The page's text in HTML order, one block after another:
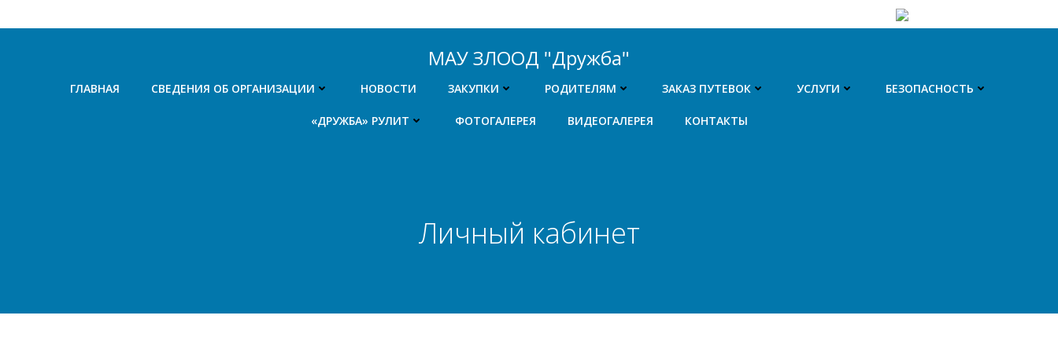
МАУ ЗЛООД "Дружба"
ГЛАВНАЯ СВЕДЕНИЯ ОБ ОРГАНИЗАЦИИ НОВОСТИ ЗАКУПКИ РОДИТЕЛЯМ ЗАКАЗ ПУТЕВОК УСЛУГИ БЕЗОПАСНОСТЬ
«ДРУЖБА» РУЛИТ ФОТОГАЛЕРЕЯ ВИДЕОГАЛЕРЕЯ КОНТАКТЫ
Личный кабинет